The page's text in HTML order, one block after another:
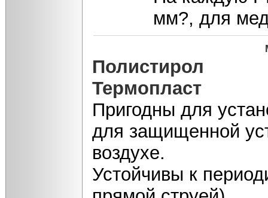
мм?, для
Полистирол
Термопласт
Пригодны для
для защищенной
воздухе.
Устойчивы к